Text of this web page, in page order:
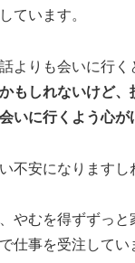
しています。
よりも会いに行く
もしれないけど、
いに行くよう心が
不安になりますし
やむを得ずずっと
仕事を受注してい